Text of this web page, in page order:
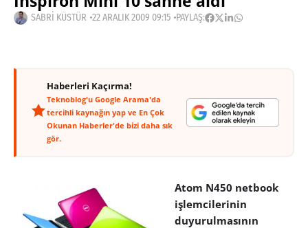
SABRI KÜSTÜR 22 ARALIK 2009 09:15 PAYLAŞ:
Haberleri Kaçırma!
Teknoblog'u Google Arama'da
tercihli kaynağın yap ve En Çok
Okunan Haberler'de bizi daha sık
gör.
Atom N450 netbook
işlemcilerinin
duyurulmasının